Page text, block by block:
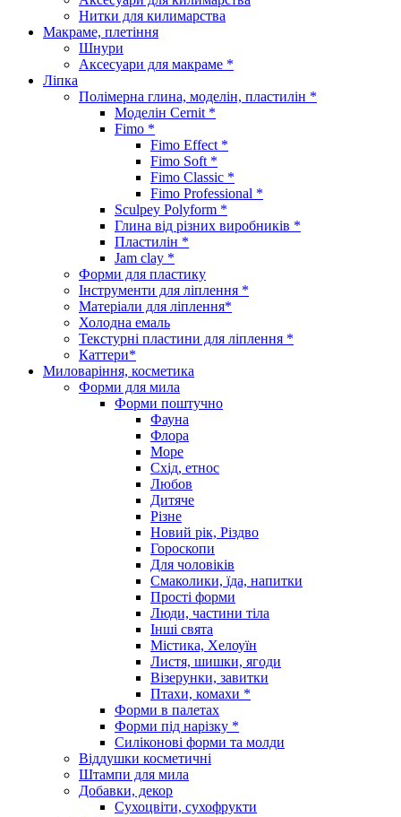
Нитки для килимарства
Макраме, плетіння
Шнури
Аксесуари для макраме *
Ліпка
Полімерна глина, моделін, пластилін *
Моделін Cernit *
Fimo *
Fimo Effect *
Fimo Soft *
Fimo Classic *
Fimo Professional *
Sculpey Polyform *
Глина від різних виробників *
Пластилін *
Jam clay *
Форми для пластику
Інструменти для ліплення *
Матеріали для ліплення*
Холодна емаль
Текстурні пластини для ліплення *
Каттери*
Миловаріння, косметика
Форми для мила
Форми поштучно
Фауна
Флора
Море
Схід, етнос
Любов
Дитяче
Різне
Новий рік, Різдво
Гороскопи
Для чоловіків
Смаколики, їда, напитки
Прості форми
Люди, частини тіла
Інші свята
Містика, Хелоуїн
Листя, шишки, ягоди
Візерунки, завитки
Птахи, комахи *
Форми в палетах
Форми під нарізку *
Силіконові форми та молди
Віддушки косметичні
Штампи для мила
Добавки, декор
Сухоцвіти, сухофрукти